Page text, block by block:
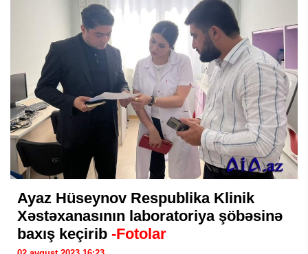
Ayaz Hüseynov Respublika Klinik
Xəstəxanasının laboratoriya şöbəsinə
baxış keçirib -Fotolar